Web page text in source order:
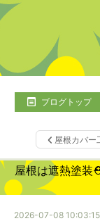
ブログトップ
屋根カバ
屋根は遮熱塗装
2026-07-08 10:03:15